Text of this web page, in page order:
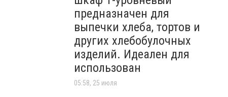
предназначен для
выпечки хлеба, тортов и
других хлебобулочных
изделий. Идеален для
использован
05:58, 25 июля